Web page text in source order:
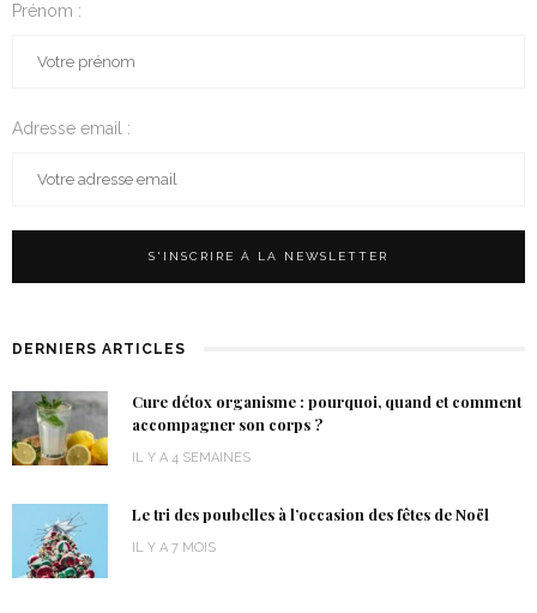
Prénom :
Adresse email :
DERNIERS ARTICLES
Cure détox organisme : pourquoi, quand et comment
accompagner son corps ?
IL Y A 4 SEMAINES
Le tri des poubelles à l’occasion des fêtes de Noël
IL Y A 7 MOIS